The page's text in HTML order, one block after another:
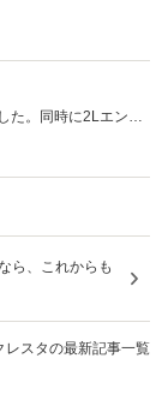
グリル、バンパー、リアコンビランプなどの意匠を一新した。同時に2LエンジンにＶＶＴｉを採用して出力を改善したほか、3Lと2.5Lエンジンに電子制御AＴのETCS-ｉを採用してスムーズな走りを実現した。(1998.8)
ら、これからも
レスタの最新記事一覧